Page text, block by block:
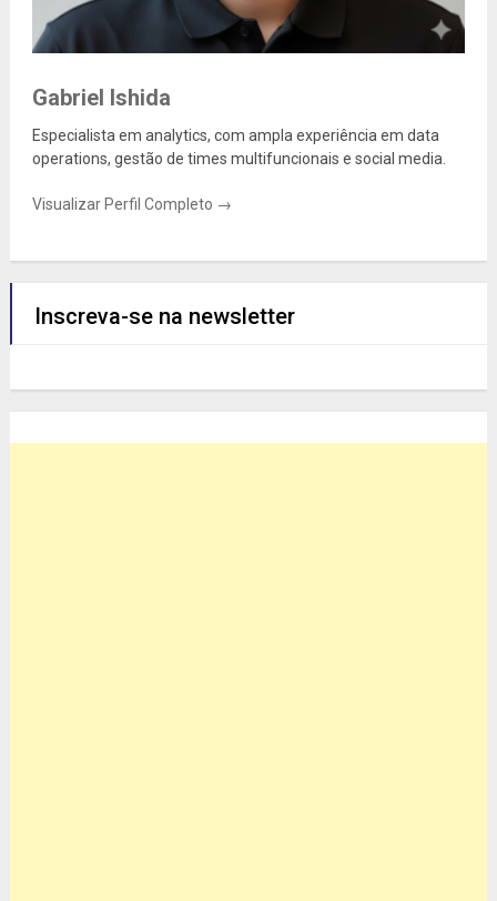
Gabriel Ishida
Especialista em analytics, com ampla experiência em data
operations, gestão de times multifuncionais e social media.
Visualizar Perfil Completo →
Inscreva-se na newsletter